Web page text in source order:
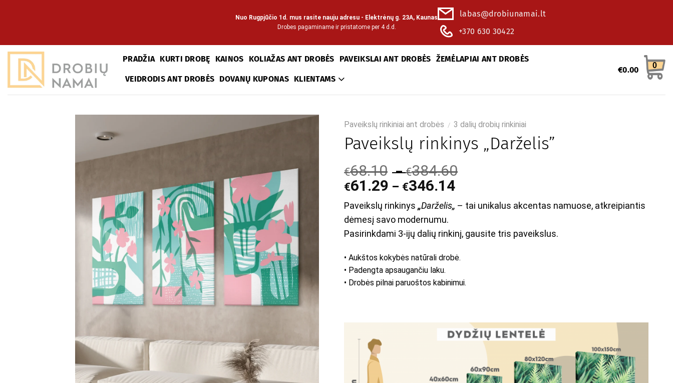
Nuo Rugpjūčio 1d. mus rasite nauju adresu - Elektrėnų g. 23A, Kaunas
Drobes pagaminame ir pristatome per 4 d.d.
labas@drobiunamai.lt
+370 630 30422
PRADŽIA KURTI DROBĘ KAINOS KOLIAŽAS ANT DROBĖS PAVEIKSLAI ANT DROBĖS ŽEMĖLAPIAI ANT DROBĖS
VEIDRODIS ANT DROBĖS DOVANŲ KUPONAS KLIENTAMS
€0.00 0
Paveikslų rinkiniai ant drobės / 3 dalių drobių rinkiniai
Paveikslų rinkinys „Darželis”
€68.10 –€384.60
€61.29 – €346.14
Paveikslų rinkinys „Darželis„ – tai unikalus akcentas namuose, atkreipiantis
dėmesį savo modernumu.
Pasirinkdami 3-ijų dalių rinkinį, gausite tris paveikslus.
• Aukštos kokybės natūrali drobė.
• Padengta apsaugančiu laku.
• Drobės pilnai paruoštos kabinimui.